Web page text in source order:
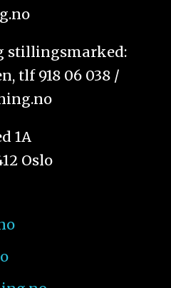
stillingsmarked:
tlf 918 06 038 /
1A
Oslo